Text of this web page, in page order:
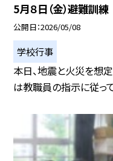
5月８日（金）避難訓練
公開日 2026/05/08
学校行事
本日、地震と火災を想
は教職員の指示に従っ